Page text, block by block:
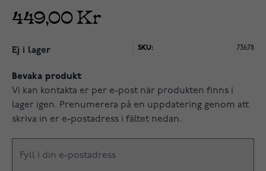
449,00 Kr
Ej i lager SKU: 73678
Bevaka produkt
Vi kan kontakta er per e-post när produkten finns i
lager igen. Prenumerera på en uppdatering genom att
skriva in er e-postadress i fältet nedan.